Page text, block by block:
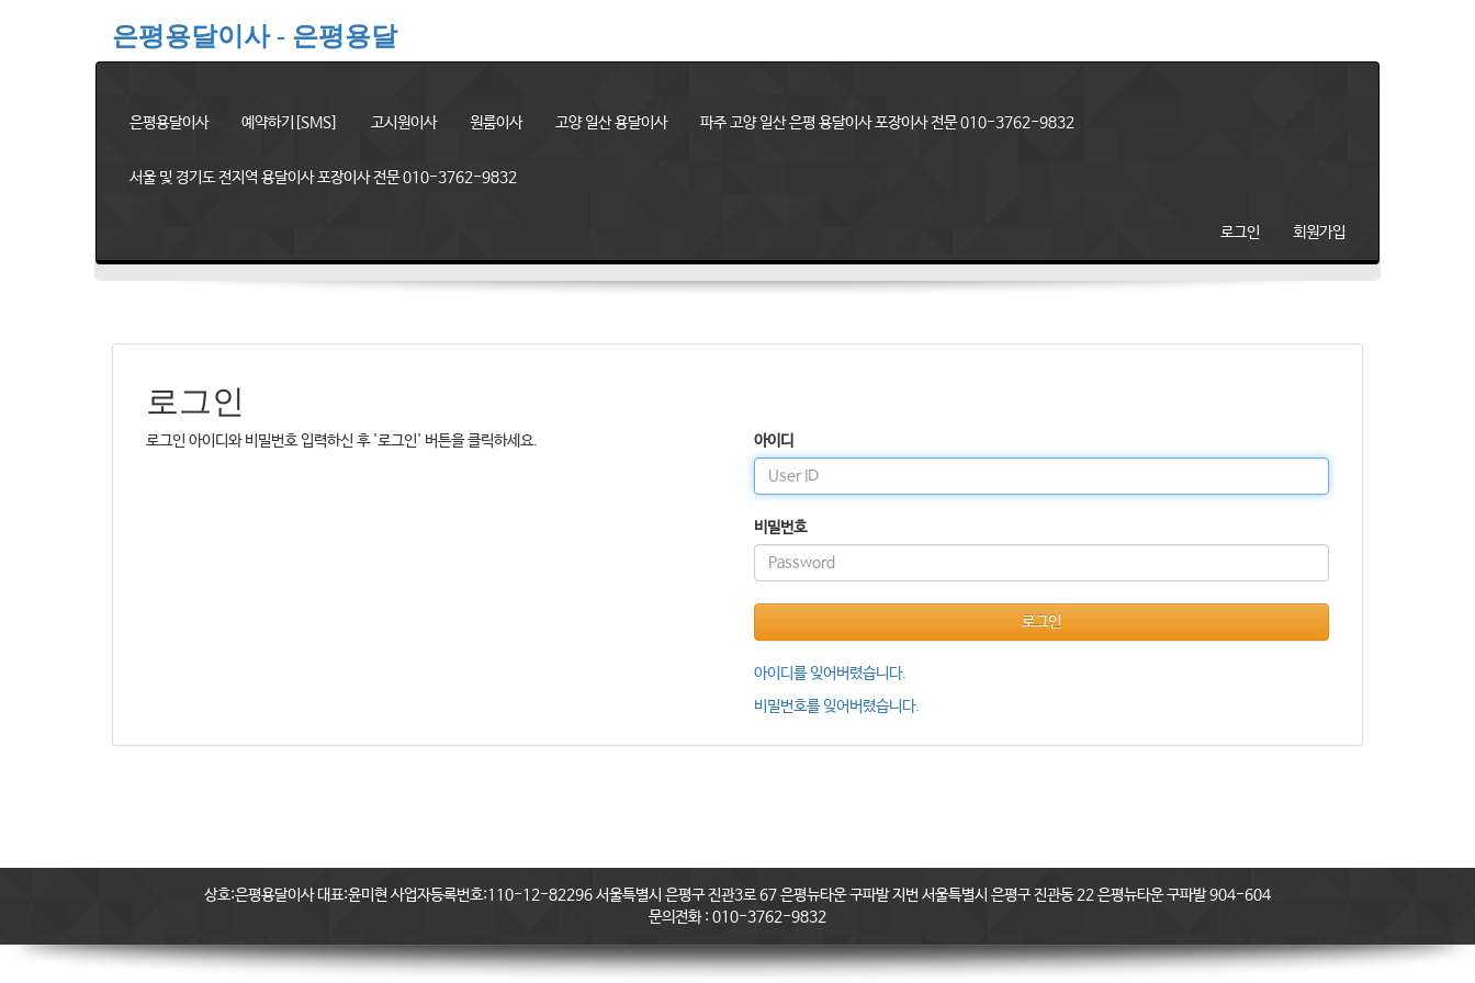
은평용달이사 - 은평용달
은평용달이사 예약하기[SMS] 고시원이사 원룸이사 고양 일산 용달이사 파주 고양 일산 은평 용달이사 포장이사 전문 010-3762-9832
서울 및 경기도 전지역 용달이사 포장이사 전문 010-3762-9832
로그인 회원가입
로그인
로그인 아이디와 비밀번호 입력하신 후 '로그인' 버튼을 클릭하세요. 아이디
비밀번호
로그인
아이디를 잊어버렸습니다.
비밀번호를 잊어버렸습니다.
상호:은평용달이사 대표:윤미현 사업자등록번호:110-12-82296 서울특별시 은평구 진관3로 67 은평뉴타운 구파발 지번 서울특별시 은평구 진관동 22 은평뉴타운 구파발 904-604
문의전화 : 010-3762-9832